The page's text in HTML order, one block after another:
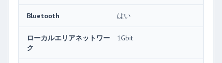
Bluetooth はい
ローカルエリアネットワー
ク
1Gbit